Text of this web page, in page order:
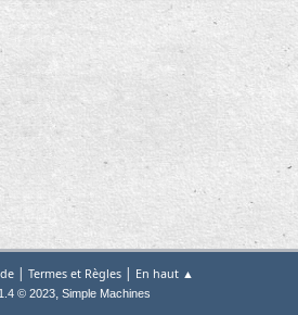
| Termes et Règles| En haut ▲
© 2023, Simple Machines